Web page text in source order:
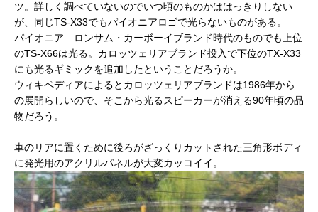
ツ。詳しく調べていないのでいつ頃のものかははっきりしない
が、同じTS-X33でもパイオニアロゴで光らないものがある。
パイオニア…ロンサム・カーボーイブランド時代のものでも上位
のTS-X66は光る。カロッツェリアブランド投入で下位のTX-X33
にも光るギミックを追加したということだろうか。
ウィキペディアによるとカロッツェリアブランドは1986年から
の展開らしいので、そこから光るスピーカーが消える90年頃の品
物だろう。
車のリアに置くために後ろがざっくりカットされた三角形ボディ
に発光用のアクリルパネルが大変カッコイイ。